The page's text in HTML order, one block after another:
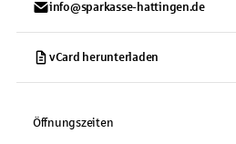
info@sparkasse-hattingen.de
vCard herunterladen
Öffnungszeiten